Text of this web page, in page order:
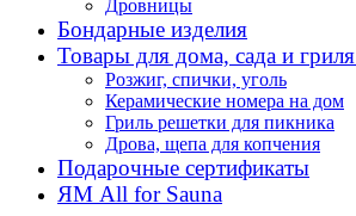
Дровницы
Бондарные изделия
Товары для дома, сада и гриля
Розжиг, спички, уголь
Керамические номера на дом
Гриль решетки для пикника
Дрова, щепа для копчения
Подарочные сертификаты
ЯМ All for Sauna